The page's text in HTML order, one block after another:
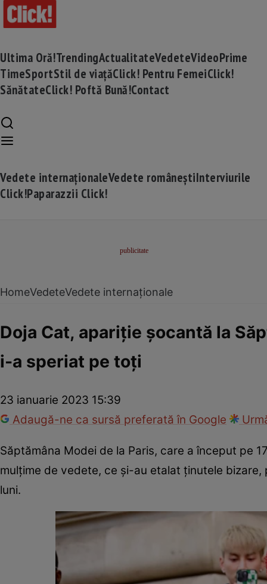
Ultima Oră!TrendingActualitateVedeteVideoPrime
TimeSportStil de viațăClick! Pentru FemeiClick!
SănătateClick! Poftă Bună!Contact
Vedete internaționaleVedete româneștiInterviurile
Click!Paparazzii Click!
HomeVedeteVedete internaționale
Doja Cat, apariție șocantă la
i-a speriat pe toți
23 ianuarie 2023 15:39
Adaugă-ne ca sursă preferată în Google
Săptămâna Modei de la Paris, care a început pe
mulțime de vedete, ce și-au etalat ținutele
luni.